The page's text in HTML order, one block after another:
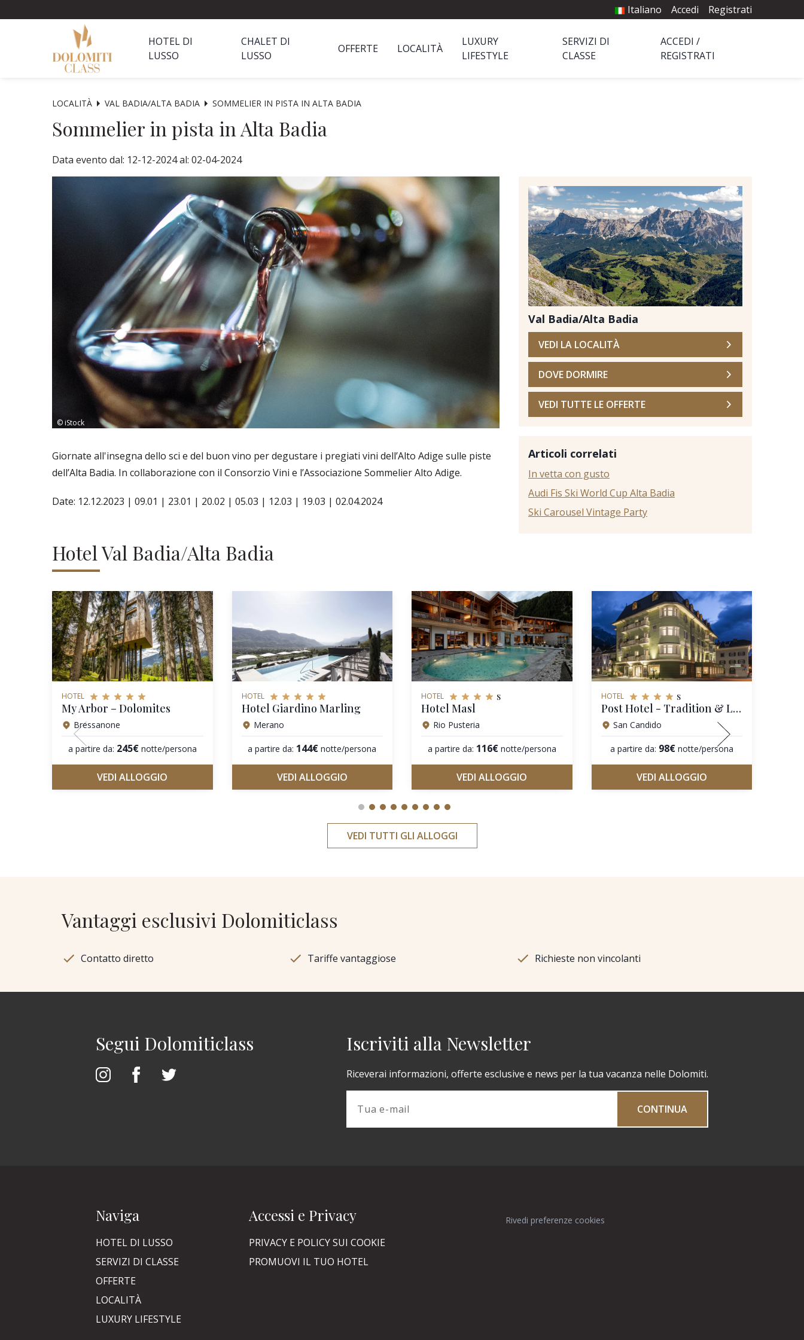
Italiano Accedi Registrati
HOTEL DI
LUSSO
CHALET DI
LUSSO
OFFERTE LOCALITÀ
LUXURY
LIFESTYLE
SERVIZI DI
CLASSE
ACCEDI /
REGISTRATI
LOCALITÀ VAL BADIA/ALTA BADIA SOMMELIER IN PISTA IN ALTA BADIA
Sommelier in pista in Alta Badia
Data evento dal: 12-12-2024 al: 02-04-2024
© iStock
Giornate all'insegna dello sci e del buon vino per degustare i pregiati vini dell’Alto Adige sulle piste
dell’Alta Badia. In collaborazione con il Consorzio Vini e l’Associazione Sommelier Alto Adige.
Date: 12.12.2023 | 09.01 | 23.01 | 20.02 | 05.03 | 12.03 | 19.03 | 02.04.2024
Val Badia/Alta Badia
VEDI LA LOCALITÀ
DOVE DORMIRE
VEDI TUTTE LE OFFERTE
Articoli correlati
In vetta con gusto
Audi Fis Ski World Cup Alta Badia
Ski Carousel Vintage Party
Hotel Val Badia/Alta Badia
HOTEL
My Arbor – Dolomites
Bressanone
a partire da: 245€ notte/persona
VEDI ALLOGGIO
HOTEL
Hotel Giardino Marling
Merano
a partire da: 144€ notte/persona
VEDI ALLOGGIO
HOTEL s
Hotel Masl
Rio Pusteria
a partire da: 116€ notte/persona
VEDI ALLOGGIO
HOTEL s
Post Hotel - Tradition & Lifestyle - Adults Only
San Candido
a partire da: 98€ notte/persona
VEDI ALLOGGIO
VEDI TUTTI GLI ALLOGGI
Vantaggi esclusivi Dolomiticlass
Contatto diretto Tariffe vantaggiose Richieste non vincolanti
Segui Dolomiticlass Iscriviti alla Newsletter
Riceverai informazioni, offerte esclusive e news per la tua vacanza nelle Dolomiti.
CONTINUA
Naviga
HOTEL DI LUSSO
SERVIZI DI CLASSE
OFFERTE
LOCALITÀ
LUXURY LIFESTYLE
Accessi e Privacy
PRIVACY E POLICY SUI COOKIE
PROMUOVI IL TUO HOTEL
Rivedi preferenze cookies